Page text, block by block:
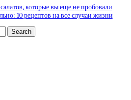
которые вы еще не пробовали
10 рецептов на все случаи жизни